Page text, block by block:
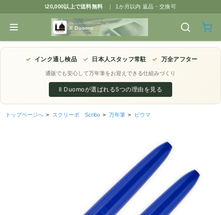
\20,000以上で送料無料 | 1か月以内 返品・交換可
✓ インク通し検品 ✓ 日本人スタッフ常駐 ✓ 万全アフター
通販でも安心して万年筆をお迎えできる仕組みづくり
Il Duomoが選ばれる5つの理由を見る
トップページへ > スクリーボ Scribo > 万年筆 > ピウマ